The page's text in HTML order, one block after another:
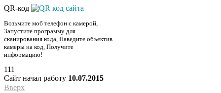
QR-код
Возьмите моб телефон с камерой,
Запустите программу для
сканирования кода, Наведите объектив
камеры на код, Получите
информацию!
111
Сайт начал работу 10.07.2015
Вверх